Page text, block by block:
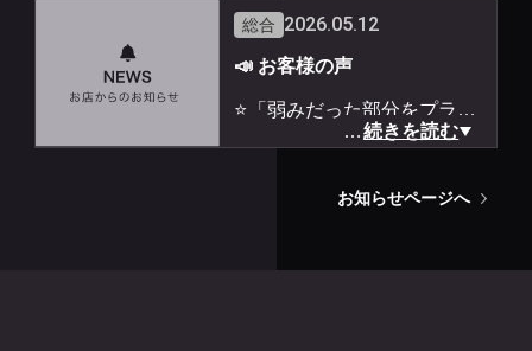
総合 2026.05.12
📣 お客様の声
⭐「弱みだった部分をプラス
に変える方法を教えてもら
た！的確なアドバイスをあり
⭐「自分の新たな一面を知れ
…続きを読む
お知らせページへ